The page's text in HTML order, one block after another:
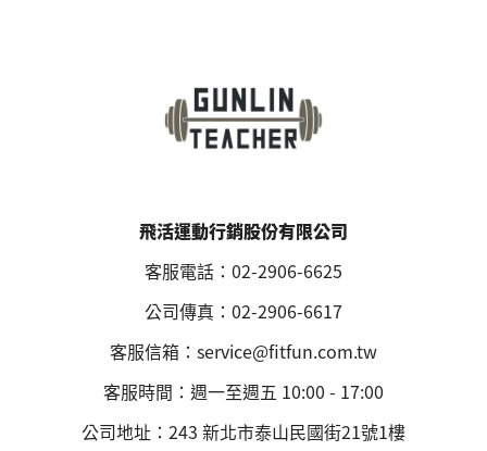
飛活運動行銷股份有限公司
客服電話：02-2906-6625
公司傳真：02-2906-6617
客服信箱：service@fitfun.com.tw
客服時間：週一至週五 10:00 - 17:00
公司地址：243 新北市泰山民國街21號1樓